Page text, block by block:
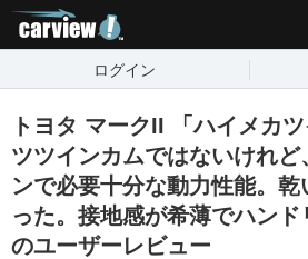
ログイン
トヨタ マークII 「ハイメカ
ツツインカムではないけれ
ンで必要十分な動力性能。
った。接地感が希薄でハンド
のユーザーレビュー